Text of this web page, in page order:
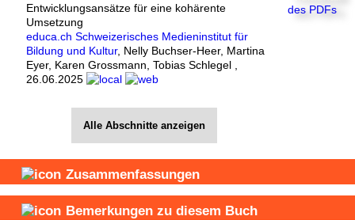
Entwicklungsansätze für eine kohärente
Umsetzung
educa.ch Schweizerisches Medieninstitut für
Bildung und Kultur, Nelly Buchser-Heer, Martina
Eyer, Karen Grossmann Tobias Schlegel
26.06.2025
Alle Abschnitte anzeigen
Zusammenfassungen
Bemerkungen zu diesem Buch